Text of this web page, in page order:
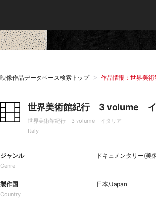
映像作品データベース検索トップ 作品情報：世界美
世界美術館紀行 3 volume イ
世界美術館紀行 3 volume イタリア
Italy
ジャンル
Genre
ドキュメンタリー(美
製作国
Country
日本/Japan